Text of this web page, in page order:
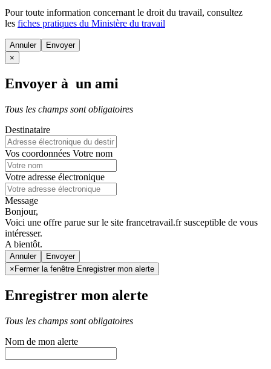
Pour toute information concernant le droit du travail, consultez
les fiches pratiques du Ministère du travail
Annuler
×
Envoyer à un ami
Tous les champs sont obligatoires
Destinataire
Vos coordonnées Votre nom
Votre adresse électronique
Message
Bonjour,
Voici une offre parue sur le site francetravail.fr susceptible de vous
intéresser.
A bientôt.
Annuler
× Fermer la fenêtre Enregistrer mon alerte
Enregistrer mon alerte
Tous les champs sont obligatoires
Nom de mon alerte